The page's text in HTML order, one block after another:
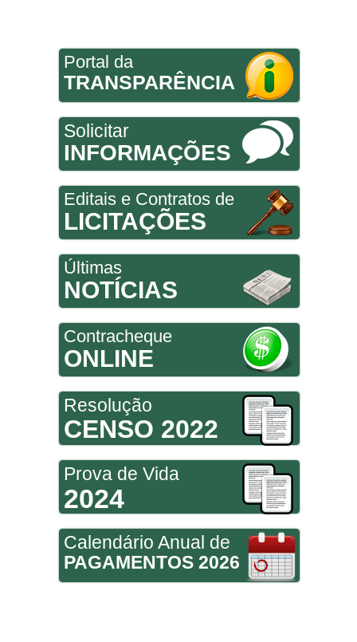
Portal da
TRANSPARÊNCIA
Solicitar
INFORMAÇÕES
Editais e Contratos de
LICITAÇÕES
Últimas
NOTÍCIAS
Contracheque
ONLINE
Resolução
CENSO 2022
Prova de Vida
2024
Calendário Anual de
PAGAMENTOS 2026